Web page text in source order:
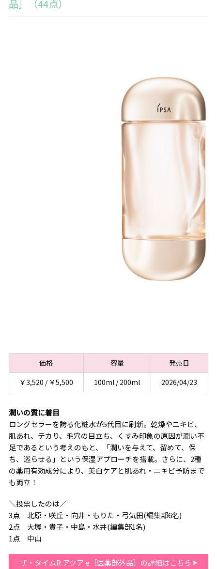
品］（44点）
価格 容量
発売日
￥3,520 / ￥5,500
100ml / 200ml 2026/04/23
潤いの質に着目
ロングセラーを誇る化粧水が5代目に刷新。乾燥やニキビ、
肌あれ、テカり、毛穴の目立ち、くすみ印象の原因が潤い不
足であるという考えのもと、「潤いを与えて、留めて、保
ち、巡らせる」という保湿アプローチを搭載。さらに、2種
の薬用有効成分により、美白ケアと肌あれ・ニキビ予防まで
も両立！
＼投票したのは／
3点 北原・咲丘・向井・もりた・弓気田(編集部6名)
2点 大塚・貴子・中島・水井(編集部1名)
1点 中山
ザ・タイムR アクア e［医薬部外品］の詳細はこちら